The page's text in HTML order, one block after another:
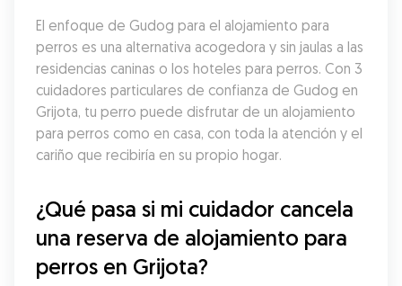
El enfoque de Gudog para el alojamiento para
perros es una alternativa acogedora y sin jaulas a las
residencias caninas o los hoteles para perros. Con 3
cuidadores particulares de confianza de Gudog en
Grijota, tu perro puede disfrutar de un alojamiento
para perros como en casa, con toda la atención y el
cariño que recibiría en su propio hogar.
¿Qué pasa si mi cuidador cancela
una reserva de alojamiento para
perros en Grijota?